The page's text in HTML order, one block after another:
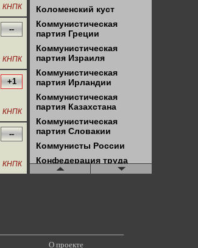
КНПК
--
КНПК
+1
КНПК
--
КНПК
Коломенский куст
Коммунистическая
партия Греции
Коммунистическая
партия Израиля
Коммунистическая
партия Ирландии
Коммунистическая
партия Казахстана
Коммунистическая
партия Словакии
Коммунисты России
Конфедерация труда
России (КТР)
Левая оппозиция
О проекте